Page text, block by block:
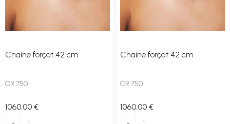
Chaine forçat 42 cm
OR 750
1060.00 €
Chaine forçat 42 cm
OR 750
1060.00 €